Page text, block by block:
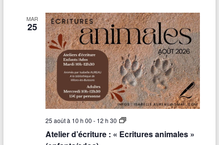
r
t
e
x
p
r
e
s
s
MAR
25
25 août à 10 h 00 - 12 h 30
A
e
Atelier d’écriture : « Ecritures animales »